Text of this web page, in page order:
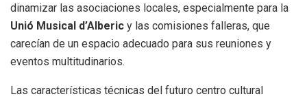
dinamizar las asociaciones locales, especialmente para la
Unió Musical d’Alberic y las comisiones falleras, que
carecían de un espacio adecuado para sus reuniones y
eventos multitudinarios.
Las características técnicas del futuro centro cultural